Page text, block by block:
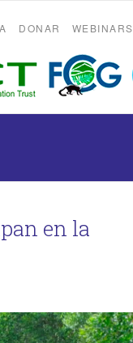
DONAR WEBINARS
en la